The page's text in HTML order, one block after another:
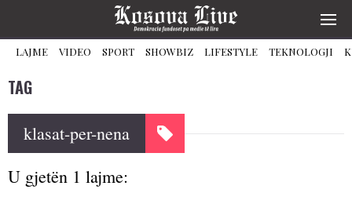
LAJME VIDEO SPORT SHOWBIZ LIFESTYLE TEKNOLOGJI
TAG
klasat-per-nena
U gjetën 1 lajme: